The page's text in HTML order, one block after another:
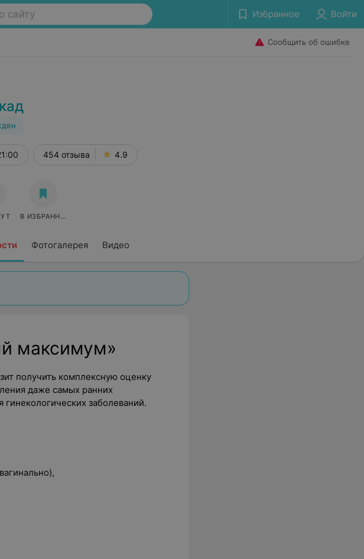
сайту Избранное Войти
Сообщить об ошибке
Фотогалерея Видео
454 отзыва 4.9
В ИЗБРАННОЕ
максимум»
получить комплексную оценку
даже самых ранних
заболеваний.